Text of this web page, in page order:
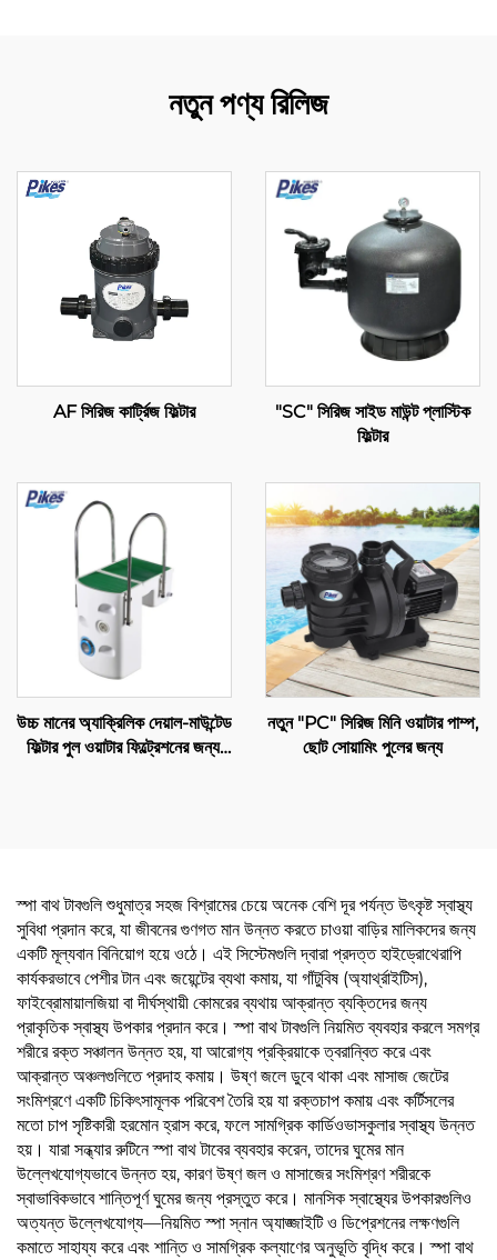
নতুন পণ্য রিলিজ
AF সিরিজ কার্ট্রিজ ফিল্টার
"SC" সিরিজ সাইড মাউন্ট প্লাস্টিক
ফিল্টার
উচ্চ মানের অ্যাক্রিলিক দেয়াল-মাউন্টেড
ফিল্টার পুল ওয়াটার ফিল্ট্রেশনের জন্য,
নতুন "PC" সিরিজ মিনি ওয়াটার পাম্প,
ছোট সোয়ামিং পুলের জন্য
স্পা বাথ টাবগুলি শুধুমাত্র সহজ বিশ্রামের চেয়ে অনেক বেশি দূর পর্যন্ত উৎকৃষ্ট স্বাস্থ্য
সুবিধা প্রদান করে, যা জীবনের গুণগত মান উন্নত করতে চাওয়া বাড়ির মালিকদের জন্য
একটি মূল্যবান বিনিয়োগ হয়ে ওঠে। এই সিস্টেমগুলি দ্বারা প্রদত্ত হাইড্রোথেরাপি
কার্যকরভাবে পেশীর টান এবং জয়েন্টের ব্যথা কমায়, যা গাঁটুবিষ (অ্যার্থ্রাইটিস),
ফাইব্রোমায়ালজিয়া বা দীর্ঘস্থায়ী কোমরের ব্যথায় আক্রান্ত ব্যক্তিদের জন্য
প্রাকৃতিক স্বাস্থ্য উপকার প্রদান করে। স্পা বাথ টাবগুলি নিয়মিত ব্যবহার করলে সমগ্র
শরীরে রক্ত সঞ্চালন উন্নত হয়, যা আরোগ্য প্রক্রিয়াকে ত্বরান্বিত করে এবং
আক্রান্ত অঞ্চলগুলিতে প্রদাহ কমায়। উষ্ণ জলে ডুবে থাকা এবং মাসাজ জেটের
সংমিশ্রণে একটি চিকিৎসামূলক পরিবেশ তৈরি হয় যা রক্তচাপ কমায় এবং কর্টিসলের
মতো চাপ সৃষ্টিকারী হরমোন হ্রাস করে, ফলে সামগ্রিক কার্ডিওভাসকুলার স্বাস্থ্য উন্নত
হয়। যারা সন্ধ্যার রুটিনে স্পা বাথ টাবের ব্যবহার করেন, তাদের ঘুমের মান
উল্লেখযোগ্যভাবে উন্নত হয়, কারণ উষ্ণ জল ও মাসাজের সংমিশ্রণ শরীরকে
স্বাভাবিকভাবে শান্তিপূর্ণ ঘুমের জন্য প্রস্তুত করে। মানসিক স্বাস্থ্যের উপকারগুলিও
অত্যন্ত উল্লেখযোগ্য—নিয়মিত স্পা স্নান অ্যাঙ্জাইটি ও ডিপ্রেশনের লক্ষণগুলি
কমাতে সাহায্য করে এবং শান্তি ও সামগ্রিক কল্যাণের অনুভূতি বৃদ্ধি করে। স্পা বাথ